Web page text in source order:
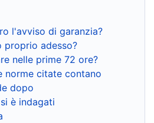
l'avviso di garanzia?
proprio adesso?
nelle prime 72 ore?
norme citate contano
dopo
è indagati